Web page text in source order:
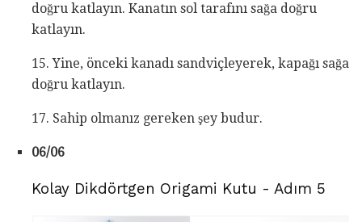
doğru katlayın. Kanatın sol tarafını sağa doğru
katlayın.
15. Yine, önceki kanadı sandviçleyerek, kapağı sağa
doğru katlayın.
17. Sahip olmanız gereken şey budur.
06/06
Kolay Dikdörtgen Origami Kutu - Adım 5